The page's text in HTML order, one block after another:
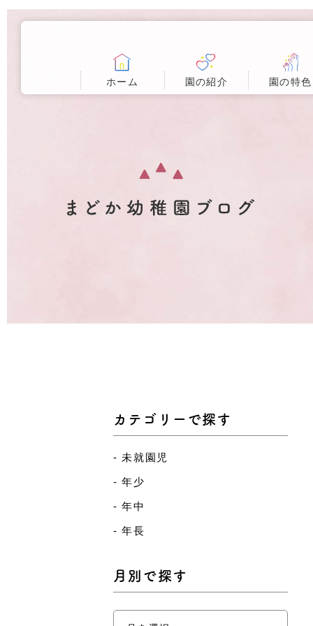
ホーム 園の紹介 園の特色
カテゴリーで探す
未就園児
年少
年中
年長
月別で探す